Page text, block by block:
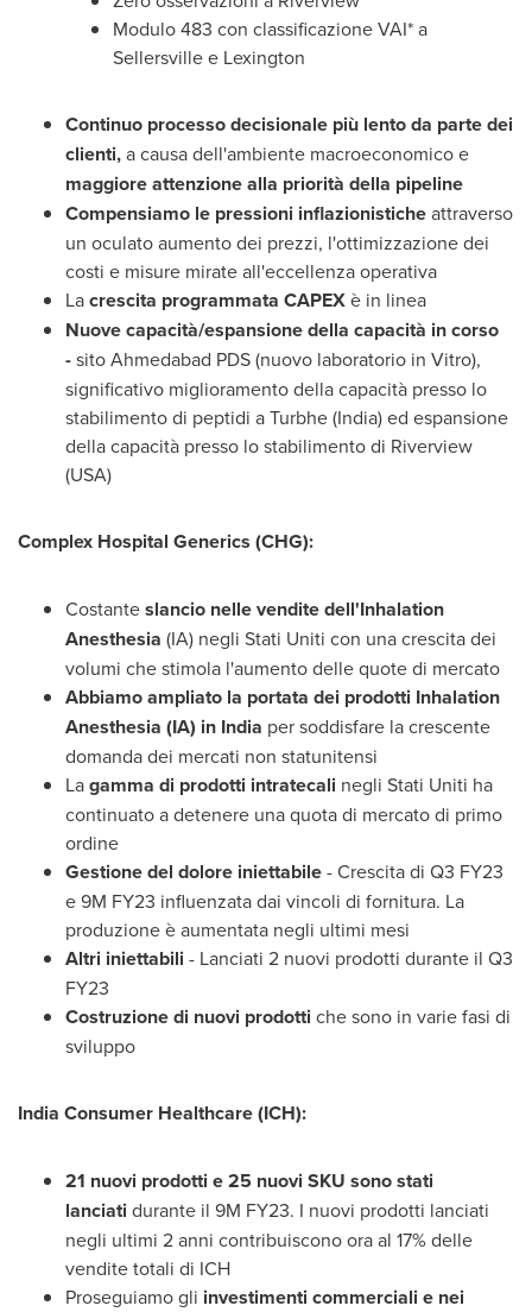
Modulo 483 con classificazione VAI* a
Sellersville e Lexington
Continuo processo decisionale più lento da parte dei
clienti,a causa dell'ambiente macroeconomico e
maggiore attenzione alla priorità della pipeline
Compensiamo le pressioni inflazionisticheattraverso
un oculato aumento dei prezzi, l'ottimizzazione dei
costi e misure mirate all'eccellenza operativa
Lacrescita programmata CAPEXè in linea
Nuove capacità/espansione della capacità in corso
-sito Ahmedabad PDS (nuovo laboratorio in Vitro),
significativo miglioramento della capacità presso lo
stabilimento di peptidi a Turbhe (India) ed espansione
della capacità presso lo stabilimento di Riverview
(USA)
Complex Hospital Generics (CHG):
Costanteslancio nelle vendite dell'Inhalation
Anesthesia (IA) negli Stati Uniti con una crescita dei
volumi che stimola l'aumento delle quote di mercato
Abbiamo ampliato la portata dei prodotti Inhalation
Anesthesia (IA) in India per soddisfare la crescente
domanda dei mercati non statunitensi
Lagamma di prodotti intratecali negli Stati Uniti ha
continuato a detenere una quota di mercato di primo
ordine
Gestione del dolore iniettabile- Crescita di Q3 FY23
e9M FY23 influenzata dai vincoli di fornitura. La
produzione è aumentata negli ultimi mesi
Altri iniettabili - Lanciati 2 nuovi prodotti durante il Q3
FY23
Costruzione di nuovi prodotti che sono in varie fasi di
sviluppo
India Consumer Healthcare (ICH):
21 nuovi prodotti e 25 nuovi SKU sono stati
lanciati durante il 9M FY23. I nuovi prodotti lanciati
negli ultimi 2 anni contribuiscono ora al 17% delle
vendite totali di ICH
Proseguiamo gli investimenti commerciali e nei